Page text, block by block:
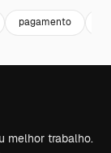
pagamento
melhor trabalho.